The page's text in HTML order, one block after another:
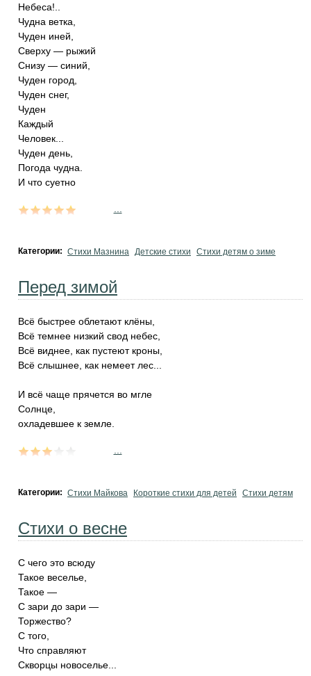
Небеса!..
Чудна ветка,
Чуден иней,
Сверху — рыжий
Снизу — синий,
Чуден город,
Чуден снег,
Чуден
Каждый
Человек...
Чуден день,
Погода чудна.
И что суетно
Категории: Стихи Мазнина Детские стихи Стихи детям о зиме
Перед зимой
Всё быстрее облетают клёны,
Всё темнее низкий свод небес,
Всё виднее, как пустеют кроны,
Всё слышнее, как немеет лес...
И всё чаще прячется во мгле
Солнце,
охладевшее к земле.
Категории: Стихи Майкова Короткие стихи для детей Стихи детям
Стихи о весне
С чего это всюду
Такое веселье,
Такое —
С зари до зари —
Торжество?
С того,
Что справляют
Скворцы новоселье...